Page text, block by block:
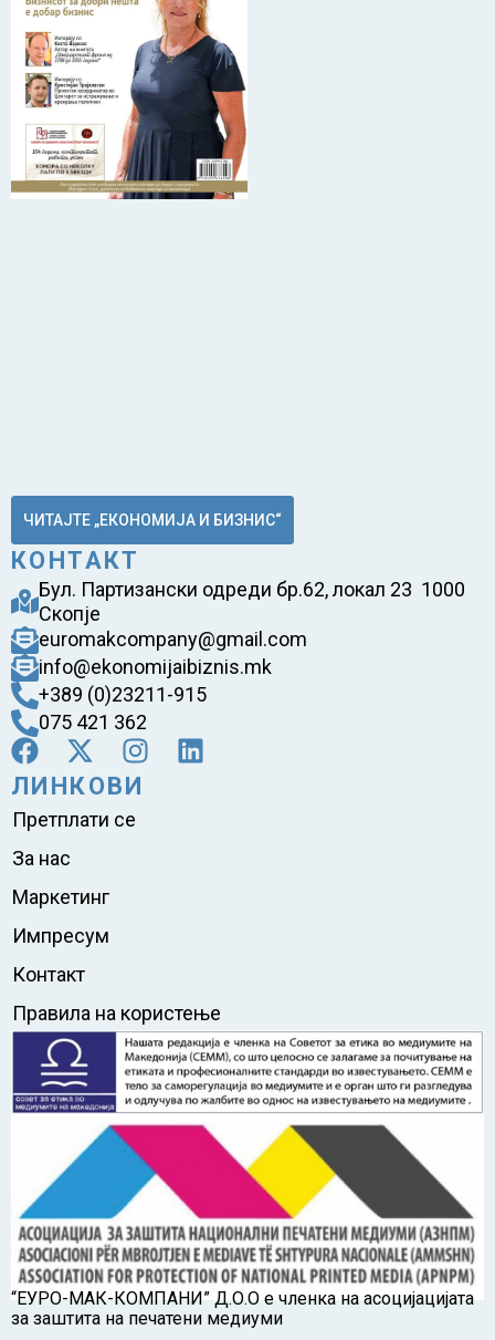
ЧИТАЈТЕ „ЕКОНОМИЈА И БИЗНИС“
КОНТАКТ
Бул. Партизански одреди бр.62, локал 23 1000
Скопје
euromakcompany@gmail.com
info@ekonomijaibiznis.mk
+389 (0)23211-915
075 421 362
ЛИНКОВИ
Претплати се
За нас
Маркетинг
Импресум
Контакт
Правила на користење
“ЕУРО-МАК-КОМПАНИ” Д.О.О е членка на асоцијацијата
за заштита на печатени медиуми